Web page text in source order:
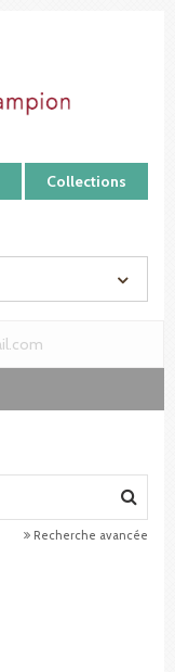
Collections
Recherche avancée